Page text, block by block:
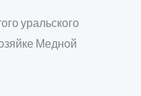
уральского
Медной